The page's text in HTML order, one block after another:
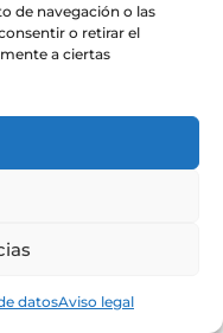
de navegación o las
o retirar el
a ciertas
datosAviso legal
de Andalucía
reservados.